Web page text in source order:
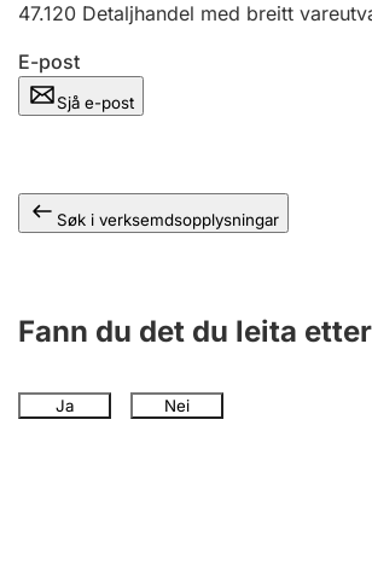
47.120 Detaljhandel med breitt
E-post
Sjå e-post
Søk i verksemdsopplysningar
Fann du det du leita
Ja Nei